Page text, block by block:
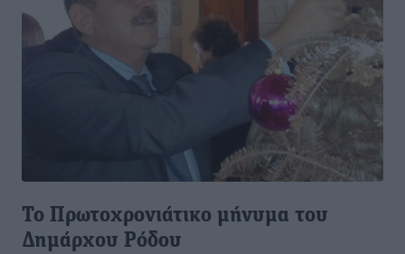
Το Πρωτοχρονιάτικο μήνυμα του
Δημάρχου Ρόδου